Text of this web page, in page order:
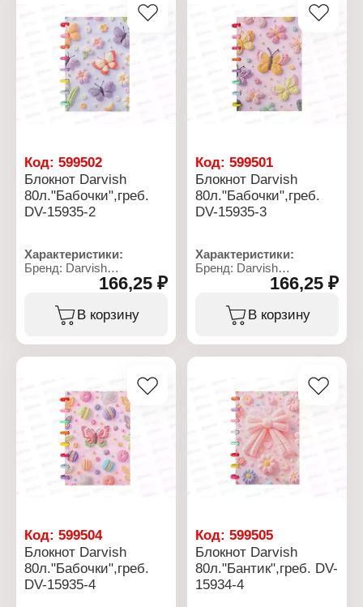
переплет
Линовка: клетка
Материал блока: офсет
Материал обложки:
картон
Цвет чернил: синий
Упаковка: в коробке
Материал блока: офсет
Материал обложки:
картон
Код: 599502
Блокнот Darvish
80л."Бабочки",греб.
DV-15935-2
Характеристики:
Бренд: Darvish
Артикул: DV-15935-2
Тип товара: Блокнот
Дизайн: "Бабочки"
Размер: 15,5х21 см
Материал блока: офсет
Материал обложки:
картон
166,25 ₽
В корзину
Код:599501
Блокнот Darvish
80л."Бабочки",греб.
DV-15935-3
Характеристики:
Бренд: Darvish
Артикул: DV-15935-3
Тип товара: Блокнот
Дизайн: "Бабочки"
Размер: 15,5х21 см
Материал блока: офсет
Материал обложки:
картон
166,25 ₽
В корзину
Код: 599504
Блокнот Darvish
80л."Бабочки",греб.
DV-15935-4
Код:599505
Блокнот Darvish
80л."Бантик",греб. DV-
15934-4